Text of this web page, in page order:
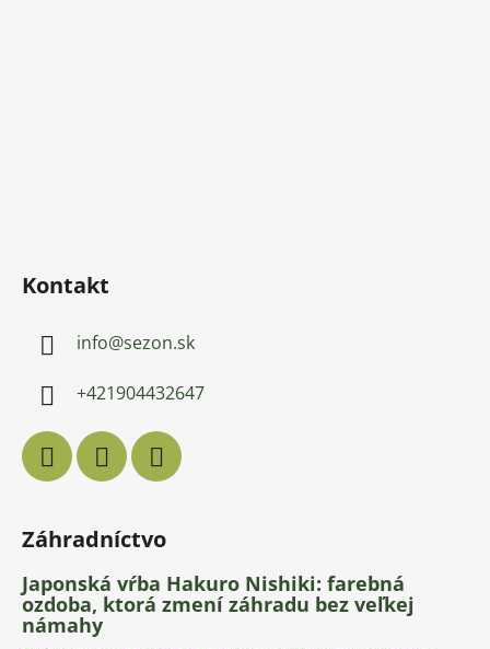
Kontakt
info@sezon.sk
+421904432647
Záhradníctvo
Japonská vŕba Hakuro Nishiki: farebná
ozdoba, ktorá zmení záhradu bez veľkej
námahy